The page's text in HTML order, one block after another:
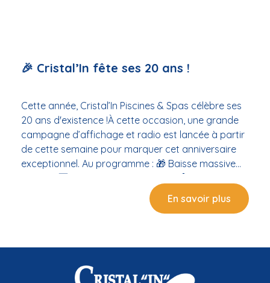
🎉 Cristal’In fête ses 20 ans !
Cette année, Cristal’In Piscines & Spas célèbre ses
20 ans d'existence !À cette occasion, une grande
campagne d’affichage et radio est lancée à partir
de cette semaine pour marquer cet anniversaire
exceptionnel. Au programme : 🎁 Baisse massive
du nouveau robot piscine...et bien plus encore à
découvrir en magasin ! 📍 Rendez-vous à Balaruc-
font confiance depuis toutes ces années !
En savoir plus